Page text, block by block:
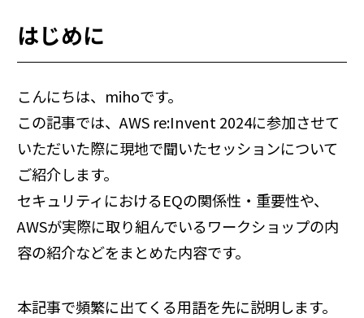
はじめに
こんにちは、mihoです。
この記事では、AWS re:Invent 2024に参加させて
いただいた際に現地で聞いたセッションについて
ご紹介します。
セキュリティにおけるEQの関係性・重要性や、
AWSが実際に取り組んでいるワークショップの内
容の紹介などをまとめた内容です。
本記事で頻繁に出てくる用語を先に説明します。